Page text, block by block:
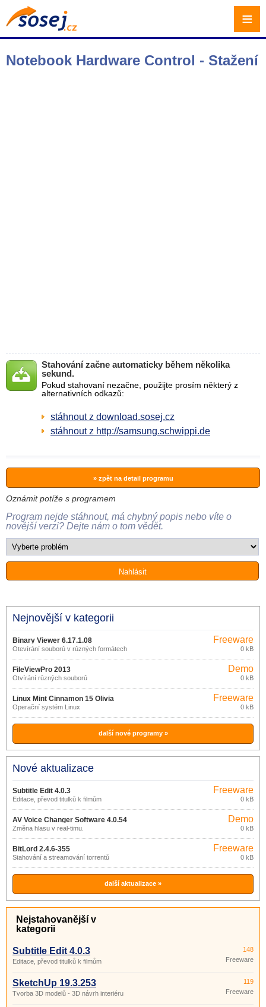
Notebook Hardware Control - Stažení
Stahování začne automaticky během několika
sekund.
Pokud stahovaní nezačne, použijte prosím některý z
alternativních odkazů:
stáhnout z download.sosej.cz
stáhnout z http://samsung.schwippi.de
» zpět na detail programu
Oznámit potíže s programem
Program nejde stáhnout, má chybný popis nebo víte o
novější verzi? Dejte nám o tom vědět.
Nejnovější v kategorii
Binary Viewer 6.17.1.08
Otevírání souborů v různých formátech
Freeware
0 kB
FileViewPro 2013
Otvírání různých souborů
Demo
0 kB
Linux Mint Cinnamon 15 Olivia
Operační systém Linux
Freeware
0 kB
další nové programy »
Nové aktualizace
Subtitle Edit 4.0.3
Editace, převod titulků k filmům
Freeware
0 kB
AV Voice Changer Software 4.0.54
Změna hlasu v real-timu.
Demo
0 kB
BitLord 2.4.6-355
Stahování a streamování torrentů
Freeware
0 kB
další aktualizace »
Nejstahovanější v
kategorii
Subtitle Edit 4.0.3
Editace, převod titulků k filmům
148
Freeware
SketchUp 19.3.253
Tvorba 3D modelů - 3D návrh interiéru
119
Freeware
≡